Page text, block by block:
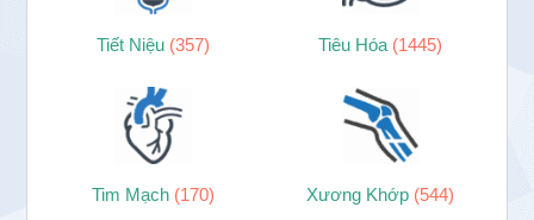
Tiết Niệu (357) Tiêu Hóa (1445)
Tim Mạch (170) Xương Khớp (544)